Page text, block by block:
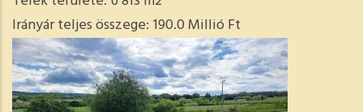
Irányár teljes összege: 190.0 Millió Ft